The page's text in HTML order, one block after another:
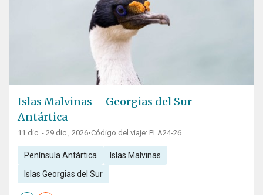
Islas Malvinas – Georgias del Sur –
Antártica
11 dic. - 29 dic., 2026•Código del viaje: PLA24-26
Península Antártica Islas Malvinas
Islas Georgias del Sur